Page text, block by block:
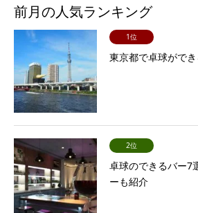
前月の人気ランキング
1位
東京都で卓球がで
2位
卓球のできるバー
ーも紹介